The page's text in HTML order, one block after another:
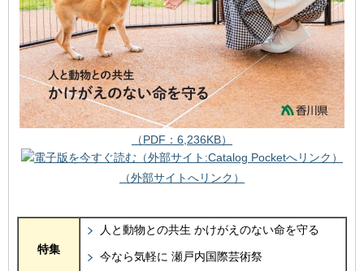
（PDF：6,236KB）
（外部サイトへリンク）
特集
人と動物との共生 かけがえのない命を守る
今なら気軽に 瀬戸内国際芸術祭